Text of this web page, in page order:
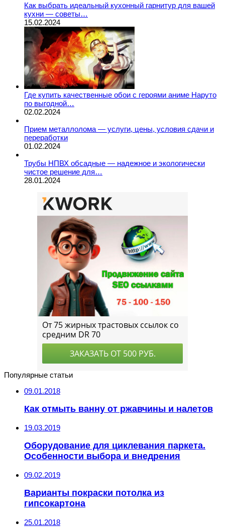
Как выбрать идеальный кухонный гарнитур для вашей
кухни — советы…
15.02.2024
Где купить качественные обои с героями аниме Наруто
по выгодной…
02.02.2024
Прием металлолома — услуги, цены, условия сдачи и
переработки
01.02.2024
Трубы НПВХ обсадные — надежное и экологически
чистое решение для…
28.01.2024
Популярные статьи
09.01.2018
Как отмыть ванну от ржавчины и налетов
19.03.2019
Оборудование для циклевания паркета.
Особенности выбора и внедрения
09.02.2019
Варианты покраски потолка из
гипсокартона
25.01.2018